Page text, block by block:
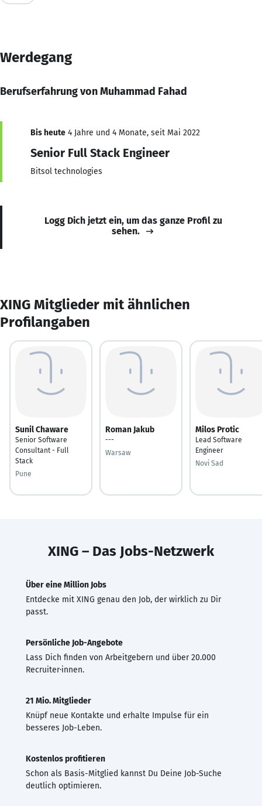
Werdegang
Berufserfahrung von Muhammad Fahad
Bis heute 4 Jahre und 4 Monate, seit Mai 2022
Senior Full Stack Engineer
Bitsol technologies
Logg Dich jetzt ein, um das ganze Profil zu
sehen.
XING Mitglieder mit ähnlichen
Profilangaben
Sunil Chaware
Senior Software
Consultant - Full
Stack
Pune
Roman Jakub
---
Warsaw
Milos Protic
Lead Software
Engineer
Novi Sad
XING – Das Jobs-Netzwerk
Über eine Million Jobs
Entdecke mit XING genau den Job, der wirklich zu Dir
passt.
Persönliche Job-Angebote
Lass Dich finden von Arbeitgebern und über 20.000
Recruiter·innen.
21 Mio. Mitglieder
Knüpf neue Kontakte und erhalte Impulse für ein
besseres Job-Leben.
Kostenlos profitieren
Schon als Basis-Mitglied kannst Du Deine Job-Suche
deutlich optimieren.